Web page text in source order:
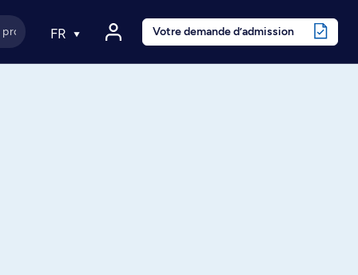
FR Votre demande d’admission